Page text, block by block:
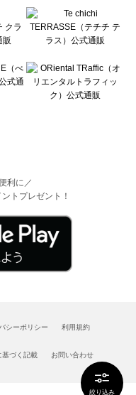
絞り込み
利に／
トプレゼント！
シーポリシー 利用規約
基づく記載 お問い合わせ